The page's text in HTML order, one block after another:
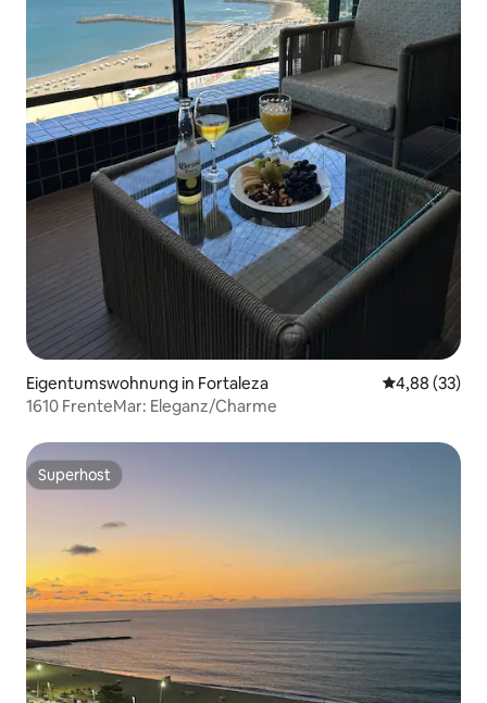
Eigentumswohnung in Fortaleza
4,88 (33)
1610 FrenteMar: Eleganz/Charme
Superhost
Superhost